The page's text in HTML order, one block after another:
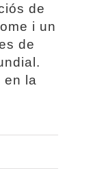
de
i un
de
en la